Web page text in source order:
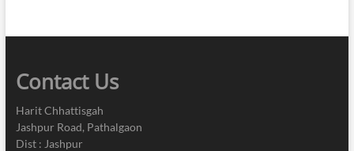
Contact Us
Harit Chhattisgah
Jashpur Road, Pathalgaon
Dist : Jashpur